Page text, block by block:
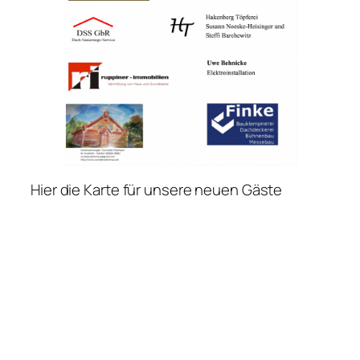
Hier die Karte für unsere neuen Gäste